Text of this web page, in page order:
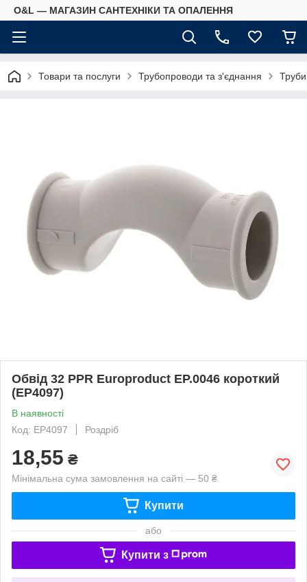
O&L — МАГАЗИН САНТЕХНІКИ ТА ОПАЛЕННЯ
Товари та послуги Трубопроводи та з'єднання Труби
Обвід 32 PPR Europroduct EP.0046 короткий
(EP4097)
В наявності
Код: EP4097
Роздріб
18,55 ₴
Мінімальна сума замовлення на сайті — 50 ₴
Купити
або
Купити з